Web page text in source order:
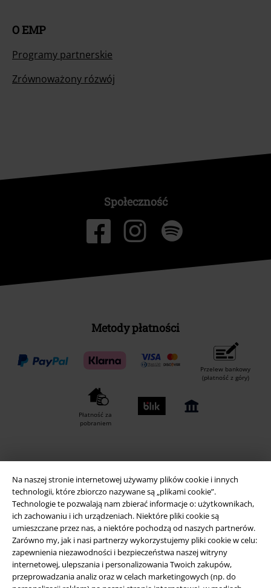
Na naszej stronie internetowej używamy plików cookie i innych
technologii, które zbiorczo nazywane są „plikami cookie”.
Technologie te pozwalają nam zbierać informacje o: użytkownikach,
ich zachowaniu i ich urządzeniach. Niektóre pliki cookie są
umieszczane przez nas, a niektóre pochodzą od naszych partnerów.
Zarówno my, jak i nasi partnerzy wykorzystujemy pliki cookie w celu:
zapewnienia niezawodności i bezpieczeństwa naszej witryny
internetowej, ulepszania i personalizowania Twoich zakupów,
przeprowadzania analiz oraz w celach marketingowych (np. do
O EMP
Programy partnerskie
Zrównoważony rózwój
Społeczność
Metody płatności
Przelew bankowy
(płatność z góry)
Płatność za
pobraniem
Aplikację EMP
Ściągnij nową aplikację EMP - ZA DARMO - i korzystaj z nowych
funkcji!